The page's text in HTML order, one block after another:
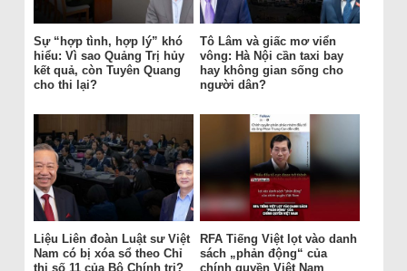
Sự “hợp tình, hợp lý” khó
hiểu: Vì sao Quảng Trị hủy
kết quả, còn Tuyên Quang
cho thi lại?
Tô Lâm và giấc mơ viển
vông: Hà Nội cần taxi bay
hay không gian sống cho
người dân?
Liệu Liên đoàn Luật sư Việt
Nam có bị xóa sổ theo Chỉ
thị số 11 của Bộ Chính trị?
RFA Tiếng Việt lọt vào danh
sách „phản động“ của
chính quyền Việt Nam